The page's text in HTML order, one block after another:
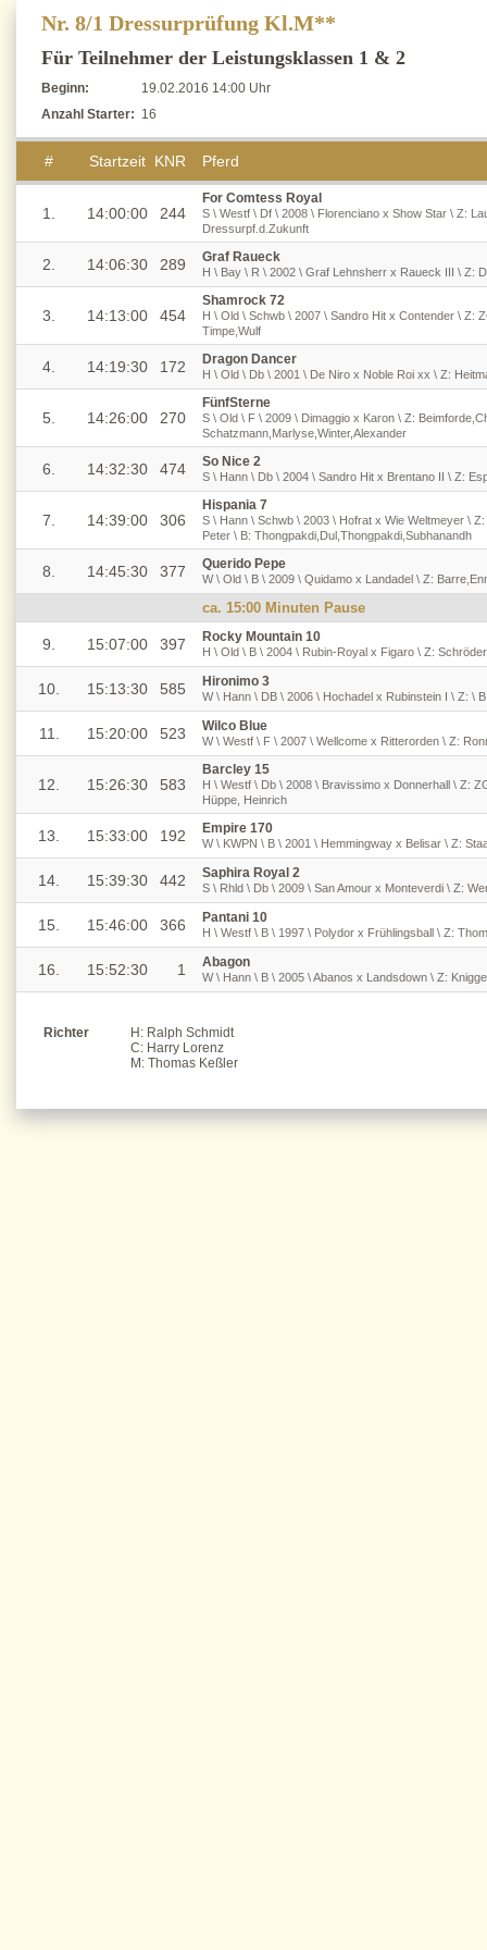
Nr. 8/1 Dressurprüfung Kl.M**
Für Teilnehmer der Leistungsklassen 1 & 2
Beginn:
19.02.2016 14:00 Uhr
Anzahl Starter: 16
# Startzeit KNR Pferd
1. 14:00:00 244
For Comtess Royal
S \ Westf \ Df \ 2008 \ Florenciano x Show Star \ Z:
Dressurpf.d.Zukunft
2. 14:06:30 289 Graf Raueck
H \ Bay \ R \ 2002 \ Graf Lehnsherr x Raueck III \ Z:
3. 14:13:00 454
Shamrock 72
H \ Old \ Schwb \ 2007 \ Sandro Hit x Contender \ Z:
Timpe,Wulf
4. 14:19:30 172 Dragon Dancer
H \ Old \ Db \ 2001 \ De Niro x Noble Roi xx \ Z:
5. 14:26:00 270
FünfSterne
S \ Old \ F \ 2009 \ Dimaggio x Karon \ Z:
Schatzmann,Marlyse,Winter,Alexander
6. 14:32:30 474 So Nice 2
S \ Hann \ Db \ 2004 \ Sandro Hit x Brentano II \ Z:
7. 14:39:00 306
Hispania 7
S \ Hann \ Schwb \ 2003 \ Hofrat x Wie Weltmeyer \
Peter \ B: Thongpakdi,Dul,Thongpakdi,Subhanandh
8. 14:45:30 377 Querido Pepe
W \ Old \ B \ 2009 \ Quidamo x Landadel \ Z:
ca. 15:00 Minuten Pause
9. 15:07:00 397 Rocky Mountain 10
H \ Old \ B \ 2004 \ Rubin-Royal x Figaro \ Z:
10. 15:13:30 585 Hironimo 3
W \ Hann \ DB \ 2006 \ Hochadel x Rubinstein I \ Z: \
11. 15:20:00 523 Wilco Blue
W \ Westf \ F \ 2007 \ Wellcome x Ritterorden \ Z:
12. 15:26:30 583
Barcley 15
H \ Westf \ Db \ 2008 \ Bravissimo x Donnerhall \ Z:
Hüppe, Heinrich
13. 15:33:00 192 Empire 170
W \ KWPN \ B \ 2001 \ Hemmingway x Belisar \ Z:
14. 15:39:30 442 Saphira Royal 2
S \ Rhld \ Db \ 2009 \ San Amour x Monteverdi \ Z:
15. 15:46:00 366 Pantani 10
H \ Westf \ B \ 1997 \ Polydor x Frühlingsball \ Z:
16. 15:52:30 1 Abagon
W \ Hann \ B \ 2005 \ Abanos x Landsdown \ Z:
Richter
H: Ralph Schmidt
C: Harry Lorenz
M: Thomas Keßler